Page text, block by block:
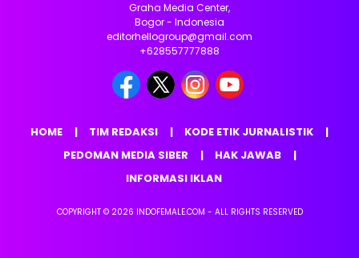
Graha Media Center,
Bogor - Indonesia
editorhellogroup@gmail.com
+628557777888
HOME TIM REDAKSI
KODE ETIK JURNALISTIK
PEDOMAN MEDIA SIBER
HAK JAWAB
INFORMASI IKLAN
COPYRIGHT © 2026 INDOFEMALE.COM - ALL RIGHTS RESERVED